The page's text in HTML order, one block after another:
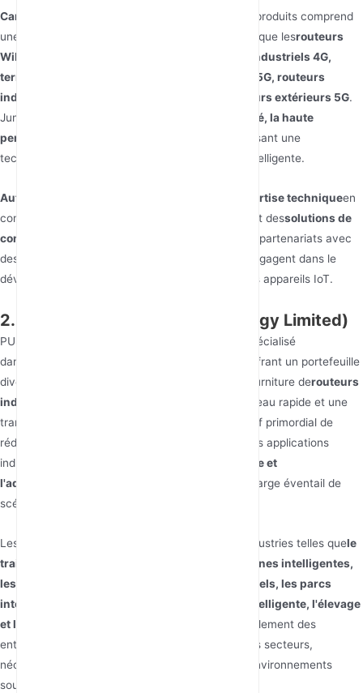
Caractéristiques des Produits :
Leur gamme de produits comprend
une gamme complète de
, tels que lesrouteurs
WiFi 4G LTE, routeurs extérieurs 4G, routeurs industriels 4G,
terminaux sans fil fixes 4G, routeurs portables 5G, routeurs
industriels 5G, routeurs cellulaires 5G et routeurs extérieurs 5G.
Junhaoyue met l'accent sur la
stabilité, l'efficacité, la haute
performance et la durabilité
de ses produits, utilisant une
technologie MIMO avancée et une conception intelligente.
Autres points : expertise techniqueen
communication 4G et 5G. Ils proposent également dessolutions de
communication personnalisées
et ont établi des partenariats avec
des marques de renommée internationale. Ils s'engagent dans le
développement futur du matériel intelligent et des appareils IoT.
2. PUSR (Jinan USR IOT Technology Limited)
PUSR (Jinan USR IOT Technology Limited) est spécialisé
dans
, offrant un portefeuille
diversifié de produits. Ils se concentrent sur la fourniture derouteurs
industriels stables et fiables
conçus pour un réseau rapide et une
transmission de données sécurisée, avec l'objectif primordial de
réduire les coûts et d'améliorer l'efficacité pour les applications
industrielles. PUSR met l'accent sur la
polyvalence et
l'adaptabilité
de leurs offres pour s'adapter à un large éventail de
scénarios de réseau.
Les solutions de PUSR sont conçues pour des industries telles quele
traitement des eaux usées, l'agriculture, les usines intelligentes,
les terminaux en libre-service, les bras industriels, les parcs
intelligents, la gestion immobilière, l'énergie intelligente, l'élevage
et l'aquaculture
. Leur clientèle comprend probablement des
entreprises et des organisations opérant dans ces secteurs,
nécessitant une connectivité robuste dans des environnements
souvent difficiles.